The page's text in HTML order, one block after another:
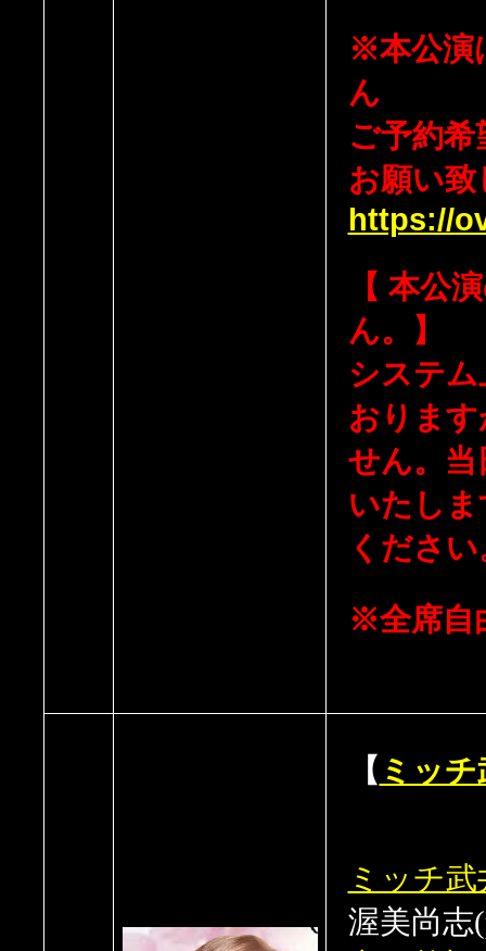
※本公演
ん
ご予約
お願い
https://
【 本公
ん。】
システ
おりま
せん。当
いたし
くださ
※全席自
【 ミッチ
ミッチ武
渥美尚志